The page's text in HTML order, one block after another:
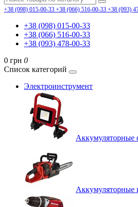
+38 (098) 015-00-33 +38 (066) 516-00-33 +38 (093)
+38 (098) 015-00-33
+38 (066) 516-00-33
+38 (093) 478-00-33
0 грн 0
Список категорий
Электроинструмент
Аккумуляторные